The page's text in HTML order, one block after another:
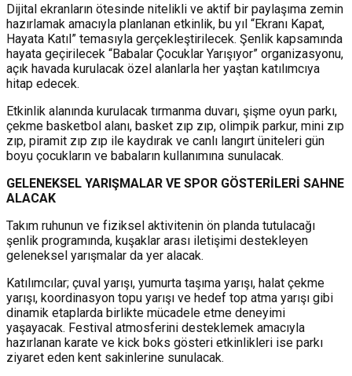
Dijital ekranların ötesinde nitelikli ve aktif bir paylaşıma zemin
hazırlamak amacıyla planlanan etkinlik, bu yıl “Ekranı Kapat,
Hayata Katıl” temasıyla gerçekleştirilecek. Şenlik kapsamında
hayata geçirilecek “Babalar Çocuklar Yarışıyor” organizasyonu,
açık havada kurulacak özel alanlarla her yaştan katılımcıya
hitap edecek.
Etkinlik alanında kurulacak tırmanma duvarı, şişme oyun parkı,
çekme basketbol alanı, basket zıp zıp, olimpik parkur, mini zıp
zıp, piramit zıp zıp ile kaydırak ve canlı langırt üniteleri gün
boyu çocukların ve babaların kullanımına sunulacak.
GELENEKSEL YARIŞMALAR VE SPOR GÖSTERİLERİ SAHNE
ALACAK
Takım ruhunun ve fiziksel aktivitenin ön planda tutulacağı
şenlik programında, kuşaklar arası iletişimi destekleyen
geleneksel yarışmalar da yer alacak.
Katılımcılar; çuval yarışı, yumurta taşıma yarışı, halat çekme
yarışı, koordinasyon topu yarışı ve hedef top atma yarışı gibi
dinamik etaplarda birlikte mücadele etme deneyimi
yaşayacak. Festival atmosferini desteklemek amacıyla
hazırlanan karate ve kick boks gösteri etkinlikleri ise parkı
ziyaret eden kent sakinlerine sunulacak.